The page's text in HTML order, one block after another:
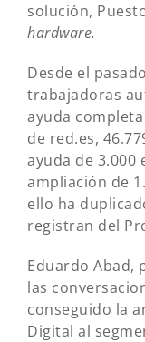
solución,
hardware.
Desde el
trabajadoras
ayuda
de red.es,
ayuda de 3.000
ampliación de
ello ha
registran del
Eduardo Abad,
las
conseguido la
Digital al